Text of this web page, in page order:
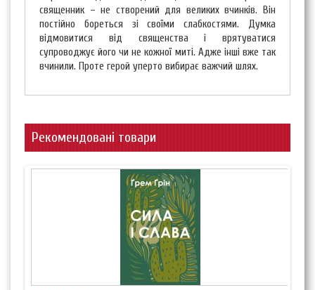
священник – не створений для великих вчинків. Він
постійно бореться зі своїми слабкостями. Думка
відмовитися від священства і врятуватися
супроводжує його чи не кожної миті. Адже інші вже так
вчинили. Проте герой уперто вибирає важчий шлях.
Рекомендовані товари